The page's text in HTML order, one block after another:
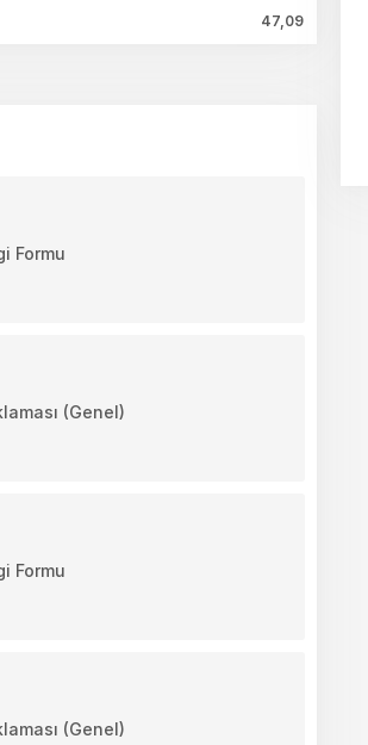
47,09
Formu
(Genel)
Formu
(Genel)